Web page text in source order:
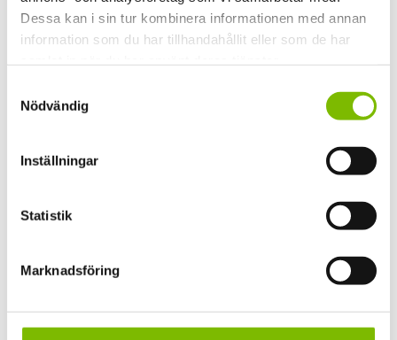
Dessa kan i sin tur kombinera informationen med annan
information som du har tillhandahållit eller som de har
Nödvändig
Inställningar
Statistik
Marknadsföring
Din e-postadress(Obligatoriskt)
Ditt telefonnummer
Postnummer